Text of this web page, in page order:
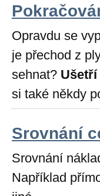
Opravdu se
je přechod z
sehnat?
si také někdy
Srovnání
Srovnání
Například